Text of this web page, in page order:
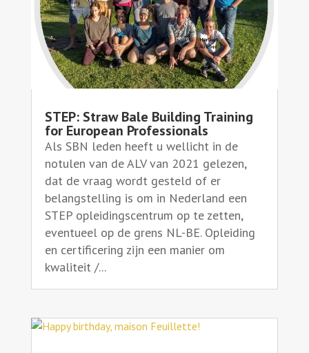
STEP: Straw Bale Building Training
for European Professionals
Als SBN leden heeft u wellicht in de
notulen van de ALV van 2021 gelezen,
dat de vraag wordt gesteld of er
belangstelling is om in Nederland een
STEP opleidingscentrum op te zetten,
eventueel op de grens NL-BE. Opleiding
en certificering zijn een manier om
kwaliteit /...